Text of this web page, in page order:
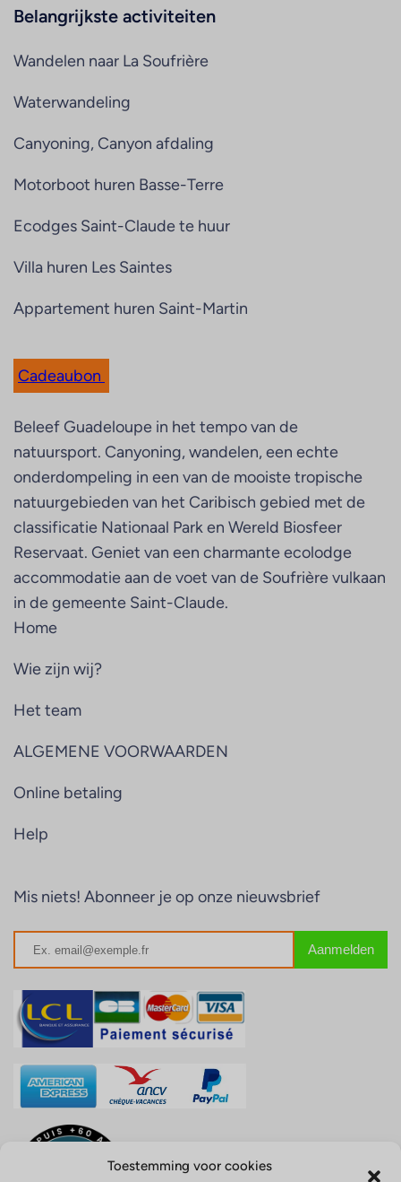
Toestemming voor cookies
Belangrijkste activiteiten
Wandelen naar La Soufrière
Waterwandeling
Canyoning, Canyon afdaling
Motorboot huren Basse-Terre
Ecodges Saint-Claude te huur
Villa huren Les Saintes
Appartement huren Saint-Martin
Cadeaubon
Beleef Guadeloupe in het tempo van de
natuursport. Canyoning, wandelen, een echte
onderdompeling in een van de mooiste tropische
natuurgebieden van het Caribisch gebied met de
classificatie Nationaal Park en Wereld Biosfeer
Reservaat. Geniet van een charmante ecolodge
accommodatie aan de voet van de Soufrière vulkaan
in de gemeente Saint-Claude.
Home
Wie zijn wij?
Het team
ALGEMENE VOORWAARDEN
Online betaling
Help
Mis niets! Abonneer je op onze nieuwsbrief